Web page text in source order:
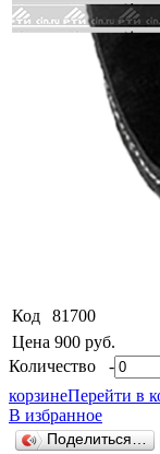
Код
81700
Цена 900 руб.
Количество -
корзинеПерейти в
В избранное
Поделиться…